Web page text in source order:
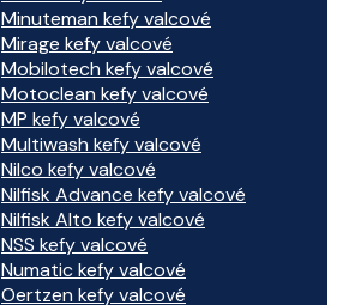
Minuteman kefy valcové
Mirage kefy valcové
Mobilotech kefy valcové
Motoclean kefy valcové
MP kefy valcové
Multiwash kefy valcové
Nilco kefy valcové
Nilfisk Advance kefy valcové
Nilfisk Alto kefy valcové
NSS kefy valcové
Numatic kefy valcové
Oertzen kefy valcové